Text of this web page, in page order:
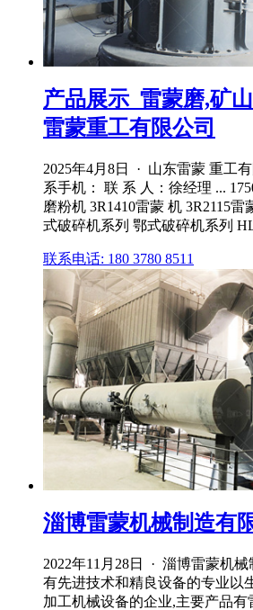
产品展示_雷蒙磨,矿
雷蒙重工有限公司
2025年4月8日 · 山东雷蒙 重工
系手机： 联 系 人：徐经理 ...
磨粉机 3R1410雷蒙 机 3R2115
式破碎机系列 鄂式破碎机系列
联系电话: 180 3780 8511
淄博雷蒙机械制造有
2022年11月28日 · 淄博雷蒙机
有先进技术和精良设备的专业以
加工机械设备的企业,主要产品有